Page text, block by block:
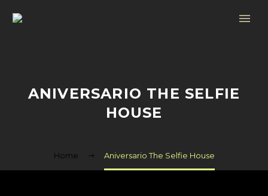
ANIVERSARIO THE SELFIE
HOUSE
Home Aniversario The Selfie House